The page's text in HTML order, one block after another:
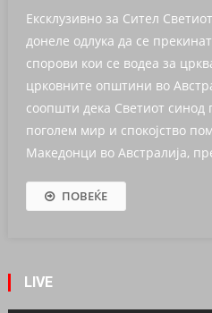
Ексклузивно за Сител
донеле одлука да се
спорови кои се водеа за
црковните општини во
соопшти дека Светиот синод
поголем мир и спокојство
Македонци во Австралија,
ПОВЕЌЕ
LIVE